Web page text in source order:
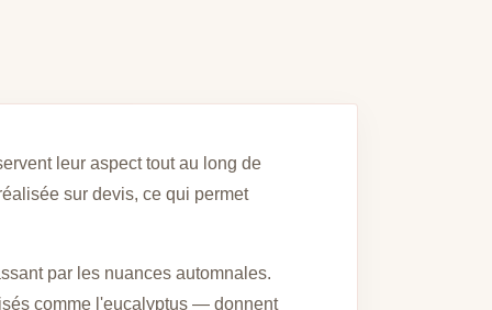
leur aspect tout au long de
sur devis, ce qui permet
par les nuances automnales.
comme l'eucalyptus — donnent